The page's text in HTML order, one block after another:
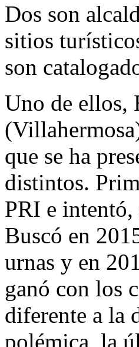
Dos son
sitios
son
Uno de ellos,
que se ha
distintos.
PRI e
Buscó en
urnas y en
ganó con los
diferente a la
polémica, la